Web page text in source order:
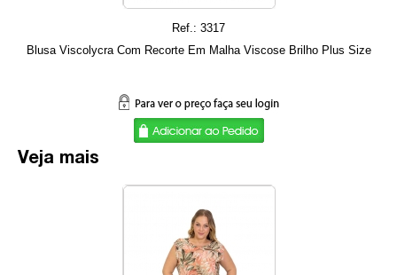
Ref.: 3317
Blusa Viscolycra Com Recorte Em Malha Viscose Brilho Plus Size
Veja mais